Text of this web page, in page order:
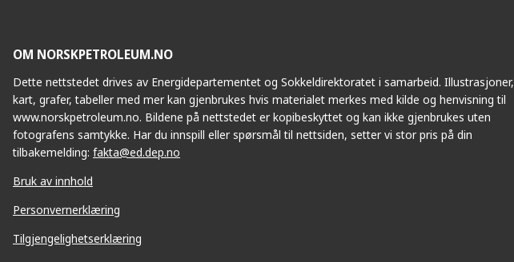
OM NORSKPETROLEUM.NO
Dette nettstedet drives av Energidepartementet og Sokkeldirektoratet i samarbeid. Illustrasjoner,
kart, grafer, tabeller med mer kan gjenbrukes hvis materialet merkes med kilde og henvisning til
www.norskpetroleum.no. Bildene på nettstedet er kopibeskyttet og kan ikke gjenbrukes uten
fotografens samtykke. Har du innspill eller spørsmål til nettsiden, setter vi stor pris på din
tilbakemelding: fakta@ed.dep.no
Bruk av innhold
Personvernerklæring
Tilgjengelighetserklæring